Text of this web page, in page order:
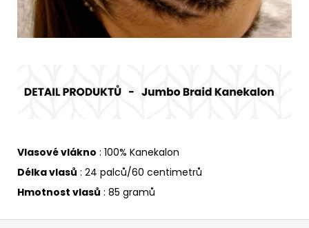
Vlasové vlákno : 100% Kanekalon
Délka vlasů : 24 palců/60 centimetrů
Hmotnost vlasů : 85 gramů